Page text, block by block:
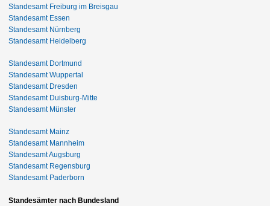
Standesamt Freiburg im Breisgau
Standesamt Essen
Standesamt Nürnberg
Standesamt Heidelberg
Standesamt Dortmund
Standesamt Wuppertal
Standesamt Dresden
Standesamt Duisburg-Mitte
Standesamt Münster
Standesamt Mainz
Standesamt Mannheim
Standesamt Augsburg
Standesamt Regensburg
Standesamt Paderborn
Standesämter nach Bundesland